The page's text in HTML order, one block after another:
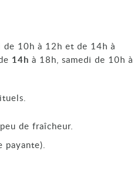
de 10h à 12h et de 14h à
14h à 18h, samedi de 10h à
de fraîcheur.
payante).